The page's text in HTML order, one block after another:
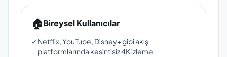
🏠Bireysel Kullanıcılar
✓Netflix, YouTube, Disney+ gibi akış
platformlarında kesintisiz 4K izleme